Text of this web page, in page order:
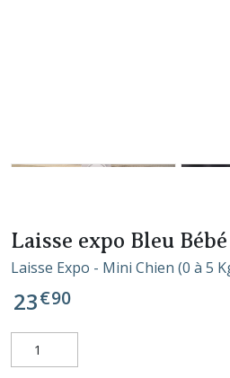
Laisse expo Bleu
Laisse Expo - Mini Chien (0 à 5
23€90